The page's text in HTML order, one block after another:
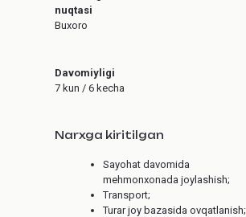
nuqtasi
Buxoro
Davomiyligi
7 kun / 6 kecha
Narxga kiritilgan
Sayohat davomida
mehmonxonada joylashish;
Transport;
Turar joy bazasida ovqatlanish;